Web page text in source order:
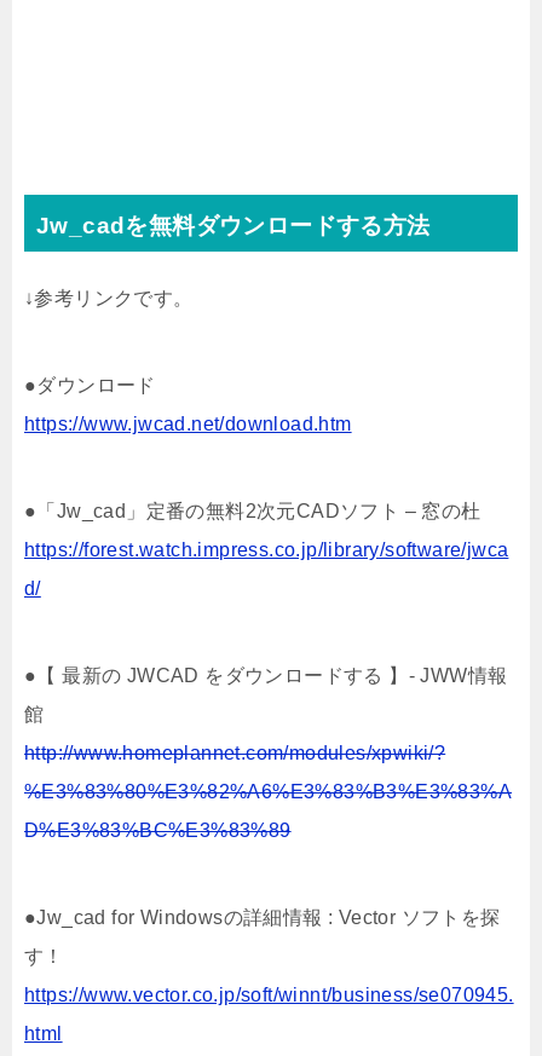
Jw_cadを無料ダウンロードする方法
↓参考リンクです。
●ダウンロード
https://www.jwcad.net/download.htm
●「Jw_cad」定番の無料2次元CADソフト – 窓の杜
https://forest.watch.impress.co.jp/library/software/jwca
d/
●【 最新の JWCAD をダウンロードする 】- JWW情報
館
http://www.homeplannet.com/modules/xpwiki/?
%E3%83%80%E3%82%A6%E3%83%B3%E3%83%A
D%E3%83%BC%E3%83%89
●Jw_cad for Windowsの詳細情報 : Vector ソフトを探
す！
https://www.vector.co.jp/soft/winnt/business/se070945.
html